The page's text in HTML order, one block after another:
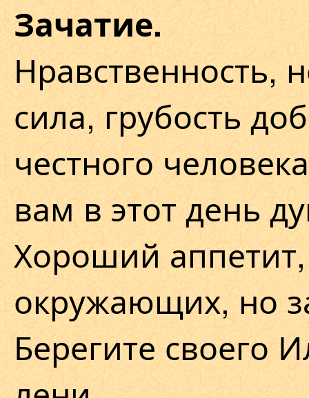
Зачатие.
Нравственность,
сила, грубость
честного
вам в этот день
Хороший
окружающих, но
Берегите своего